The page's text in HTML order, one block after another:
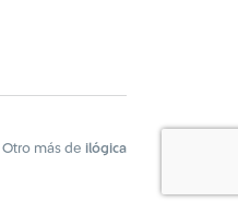
Otro más de ilógica